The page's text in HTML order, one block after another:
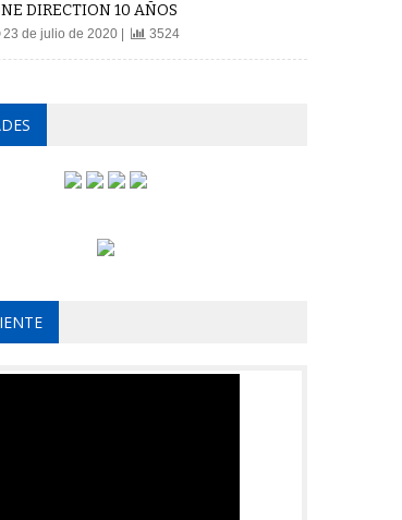
DIRECTION 10 AÑOS
23 de julio de 2020 | 3524